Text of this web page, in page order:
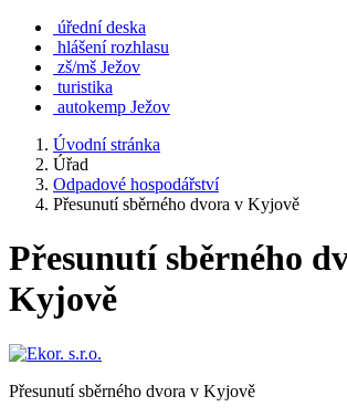
úřední deska
hlášení rozhlasu
zš/mš Ježov
turistika
autokemp Ježov
Úvodní stránka
Úřad
Odpadové hospodářství
Přesunutí sběrného dvora v Kyjově
Přesunutí sběrného
Kyjově
Přesunutí sběrného dvora v Kyjově